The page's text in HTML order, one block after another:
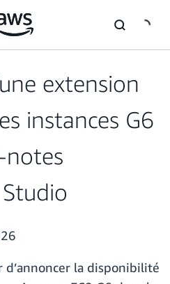
extension
instances G6
notes
d’annoncer la disponibilité